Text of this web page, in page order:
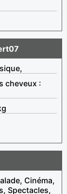
cheveux :
Cinéma,
Spectacles,